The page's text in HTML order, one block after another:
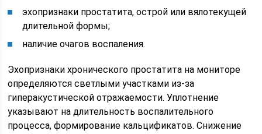
эхопризнаки простатита, острой или вялотекущей
длительной формы;
наличие очагов воспаления.
Эхопризнаки хронического простатита на мониторе
определяются светлыми участками из-за
гиперакустической отражаемости. Уплотнение
указывают на длительность воспалительного
процесса, формирование кальцификатов. Снижение